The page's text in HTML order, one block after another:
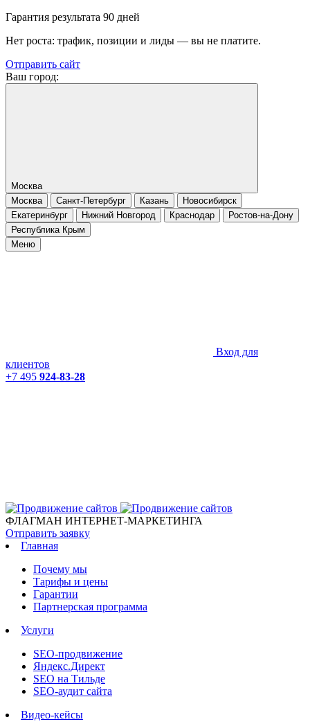
Гарантия результата 90 дней
Нет роста: трафик, позиции и лиды — вы не платите.
Отправить сайт
Ваш город:
Москва
Москва
Санкт-Петербург Казань
Новосибирск
Екатеринбург
Нижний Новгород Краснодар
Ростов-на-Дону
Республика Крым
Меню
Вход для
клиентов
+7 495 924-83-28
ФЛАГМАН ИНТЕРНЕТ-МАРКЕТИНГА
Отправить заявку
Главная
Почему мы
Тарифы и цены
Гарантии
Партнерская программа
Услуги
SEO-продвижение
Яндекс.Директ
SEO на Тильде
SEO-аудит сайта
Видео-кейсы